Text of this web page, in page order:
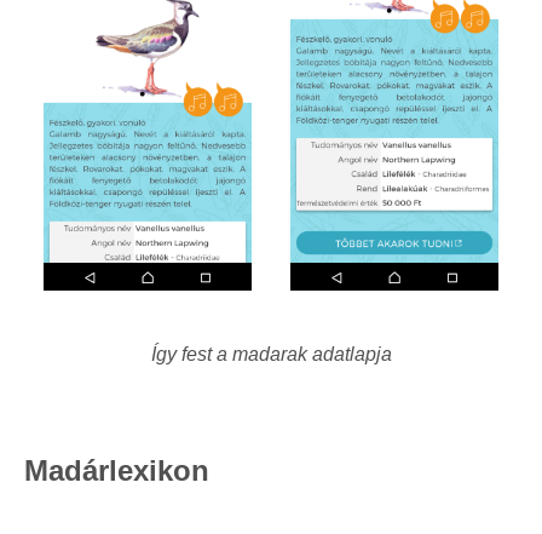
Így fest a madarak adatlapja
Madárlexikon